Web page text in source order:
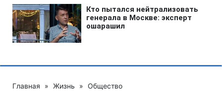
Главная » Жизнь » Общество